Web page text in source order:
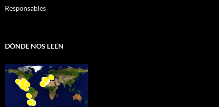
Responsables
DÓNDE NOS LEEN